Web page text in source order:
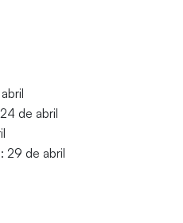
de abril
29 de abril